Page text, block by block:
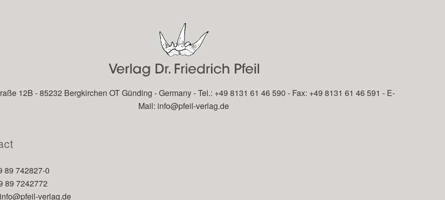
12B - 85232 Bergkirchen OT Günding - Germany - Tel.: +49 8131 61 46 590 - Fax: +49 8131 61 46 591 - E-
Mail: info@pfeil-verlag.de
89 742827-0
89 7242772
info@pfeil-verlag.de